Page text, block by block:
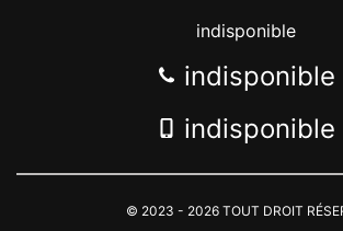
indisponible
indisponible
indisponible
© 2023 - 2026 TOUT DROIT